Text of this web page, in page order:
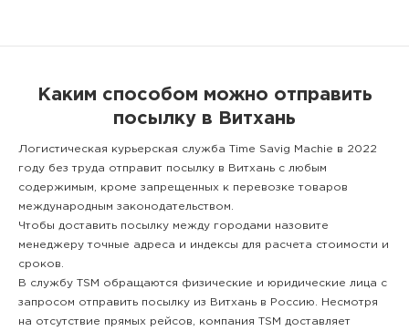
Каким способом можно отправить
посылку в Витхань
Логистическая курьерская служба Time Savig Machie в 2022
году без труда отправит посылку в Витхань с любым
содержимым, кроме запрещенных к перевозке товаров
международным законодательством.
Чтобы доставить посылку между городами назовите
менеджеру точные адреса и индексы для расчета стоимости и
сроков.
В службу TSM обращаются физические и юридические лица с
запросом отправить посылку из Витхань в Россию. Несмотря
на отсутствие прямых рейсов, компания TSM доставляет